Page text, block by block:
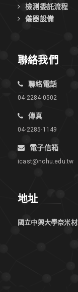
檢測委託流程
儀器設備
聯絡我們
聯絡電話
04-2284-0502
傳真
04-2285-1149
電子信箱
icast@nchu.edu.tw
地址
國立中興大學奈米